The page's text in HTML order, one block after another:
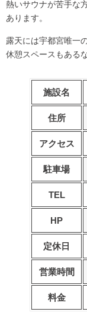
熱いサウナが苦手な
あります。
露天には宇都宮唯一
休憩スペースもある
施設名
住所
アクセス
駐車場
TEL
HP
定休日
営業時間
料金